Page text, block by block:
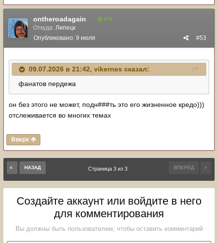
ontheroadagain 478
Откуда: Липецк
#53
Опубликовано: 9 июля
09.07.2026 в 21:42, vikernes сказал:
фанатов пердежа
он без этого не может, подн###ть это его жизненное кредо)))
отслеживается во многих темах
Вверх
НАЗАД ВПЕРЁД
Страница 3 из 3
Создайте аккаунт или войдите в него
для комментирования
Вы должны быть пользователем, чтобы оставить комментарий